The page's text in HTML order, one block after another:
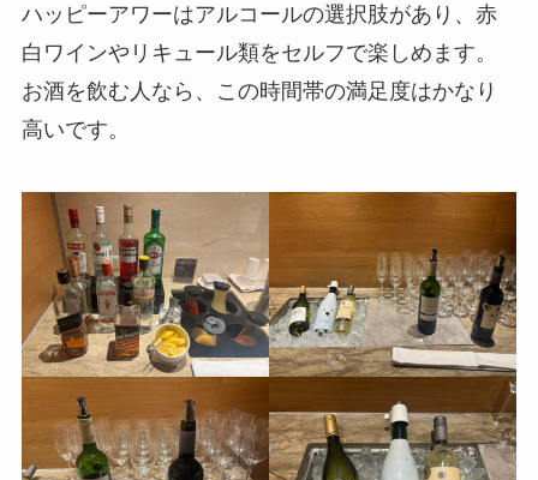
ハッピーアワーはアルコールの選択肢があり、赤
白ワインやリキュール類をセルフで楽しめます。
お酒を飲む人なら、この時間帯の満足度はかなり
高いです。